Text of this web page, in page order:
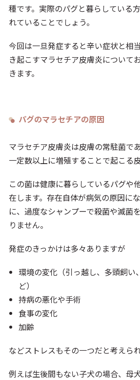
種です。実際のパグと暮らしている
れていることでしょう。
今回は一旦発症すると辛い症状と相
き起こすマラセチア皮膚炎について
きます。
パグのマラセチアの原因
マラセチア皮膚炎は皮膚の常駐菌で
一定数以上に増殖することで起こる
この菌は健康に暮らしているパグや
在します。存在自体が病気の原因に
に、過度なシャンプーで殺菌や滅菌
りません。
発症のきっかけは多々ありますが
環境の変化（引っ越し、多頭飼い
ど）
持病の悪化や手術
食事の変化
加齢
などストレスもその一つだと考えられ
例えば生後間もない子犬の場合、母